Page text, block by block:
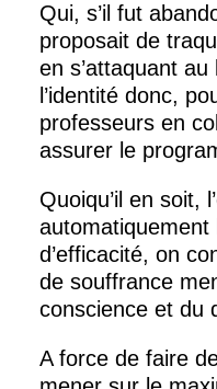
Qui, s’il fut
proposait de
en s’attaquant
l’identité donc,
professeurs en
assurer le
Quoiqu’il en soit,
automatiquement
d’efficacité, on
de souffrance
conscience et du
A force de faire